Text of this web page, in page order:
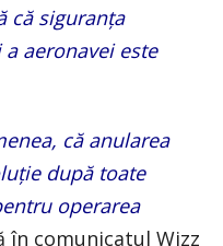
că siguranța
aeronavei este
că anularea
după toate
operarea
în comunicatul Wizz